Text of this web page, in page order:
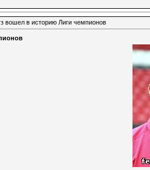
вошел в историю Лиги чемпионов